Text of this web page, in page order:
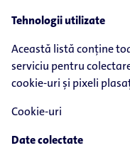
Tehnologii utilizate
Această listă conține
serviciu pentru
cookie-uri și pixeli
Cookie-uri
Date colectate